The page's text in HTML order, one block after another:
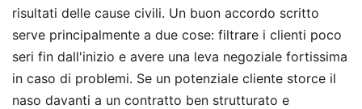
risultati delle cause civili. Un buon accordo scritto
serve principalmente a due cose: filtrare i clienti poco
seri fin dall'inizio e avere una leva negoziale fortissima
in caso di problemi. Se un potenziale cliente storce il
naso davanti a un contratto ben strutturato e